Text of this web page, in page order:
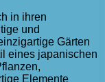
in ihren
und
Gärten
eines japanischen
Elemente